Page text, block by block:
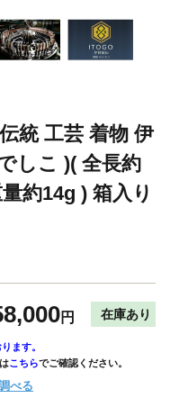
統 工芸 着物 伊
しこ )( 全長約
約14g ) 箱入り
円 在庫あり
ます。
こちらでご確認ください。
べる